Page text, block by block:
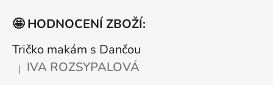
🤩 HODNOCENÍ ZBOŽÍ:
Tričko makám s Dančou
Hodnocení produktu je 5 z 5 hvězdiček.
| IVA ROZSYPALOVÁ